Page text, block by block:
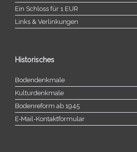
Ein Schloss für 1 EUR
Links & Verlinkungen
Historisches
Bodendenkmale
Kulturdenkmale
Bodenreform ab 1945
E‑Mail-​​Kontaktformular